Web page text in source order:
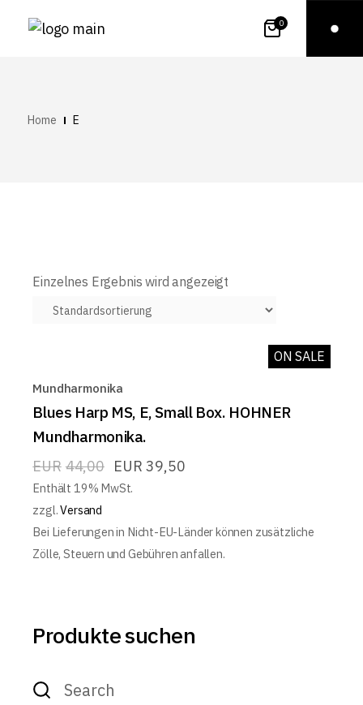
0
Home E
Einzelnes Ergebnis wird angezeigt
ON SALE
Mundharmonika
Blues Harp MS, E, Small Box. HOHNER
Mundharmonika.
EUR 44,00 EUR 39,50
Enthält 19% MwSt.
zzgl.Versand
Bei Lieferungen in Nicht-EU-Länder können zusätzliche
Zölle, Steuern und Gebühren anfallen.
Produkte suchen
Search
for: